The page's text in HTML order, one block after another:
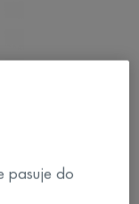
zarówno
pasuje do